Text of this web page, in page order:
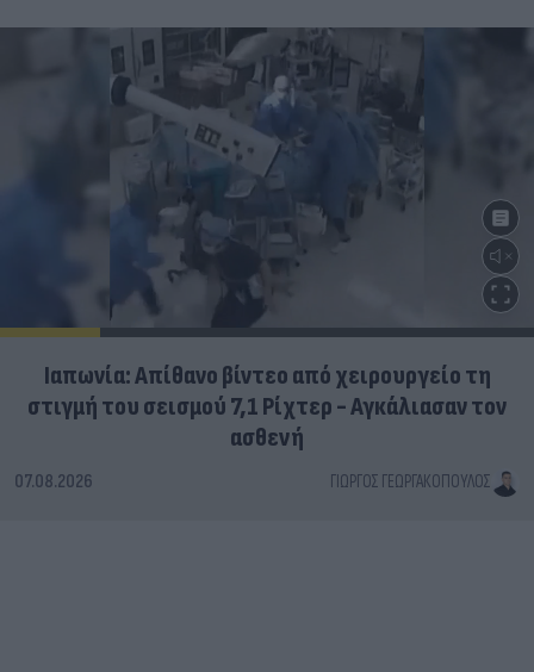
Ιαπωνία: Απίθανο βίντεο από χειρουργείο τη
στιγμή του σεισμού 7,1 Ρίχτερ - Αγκάλιασαν τον
ασθενή
07.08.2026 ΓΙΏΡΓΟΣ ΓΕΩΡΓΑΚΌΠΟΥΛΟΣ